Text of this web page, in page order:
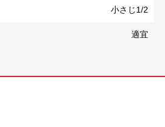
小さじ1/2
適宜